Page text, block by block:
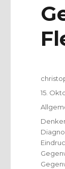
Autor
am
15.